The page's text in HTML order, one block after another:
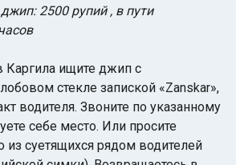
2500 рупий , в пути
Каргила ищите джип с
стекле запиской «Zanskar»,
водителя. Звоните по указанному
себе место. Или просите
из суетящихся рядом водителей